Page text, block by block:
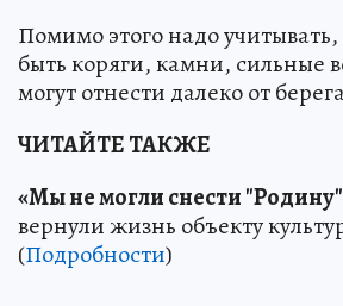
Помимо этого надо учитывать,
быть коряги, камни, сильные
могут отнести далеко от
ЧИТАЙТЕ ТАКЖЕ
«Мы не могли снести
вернули жизнь объекту
(Подробности)